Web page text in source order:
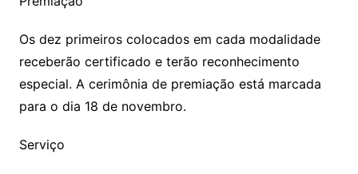
Os dez primeiros colocados em cada modalidade
receberão certificado e terão reconhecimento
especial. A cerimônia de premiação está marcada
para o dia 18 de novembro.
Serviço